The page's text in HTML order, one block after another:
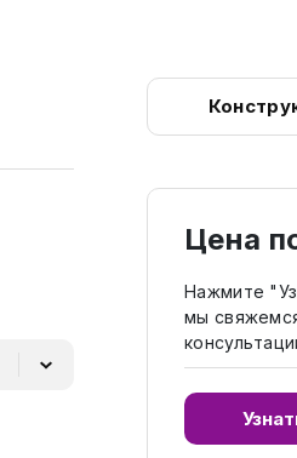
Цена
Нажмите
мы